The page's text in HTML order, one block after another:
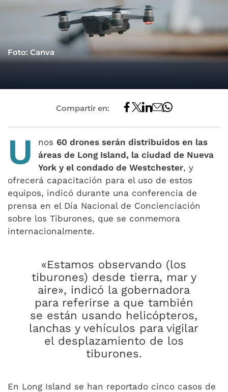
Foto: Canva
Compartir en:
U nos 60 drones serán distribuidos en las
áreas de Long Island, la ciudad de Nueva
York y el condado de Westchester, y
ofrecerá capacitación para el uso de estos
equipos, indicó durante una conferencia de
prensa en el Día Nacional de Concienciación
sobre los Tiburones, que se conmemora
internacionalmente.
«Estamos observando (los
tiburones) desde tierra, mar y
aire», indicó la gobernadora
para referirse a que también
se están usando helicópteros,
lanchas y vehículos para vigilar
el desplazamiento de los
tiburones.
En Long Island se han reportado cinco casos de